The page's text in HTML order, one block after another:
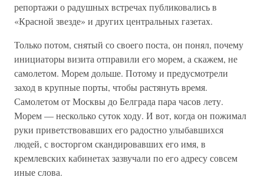
репортажи о радушных встречах публиковались в
«Красной звезде» и других центральных газетах.
Только потом, снятый со своего поста, он понял, почему
инициаторы визита отправили его морем, а скажем, не
самолетом. Морем дольше. Потому и предусмотрели
заход в крупные порты, чтобы растянуть время.
Самолетом от Москвы до Белграда пара часов лету.
Морем — несколько суток ходу. И вот, когда он пожимал
руки приветствовавших его радостно улыбавшихся
людей, с восторгом скандировавших его имя, в
кремлевских кабинетах зазвучали по его адресу совсем
иные слова.